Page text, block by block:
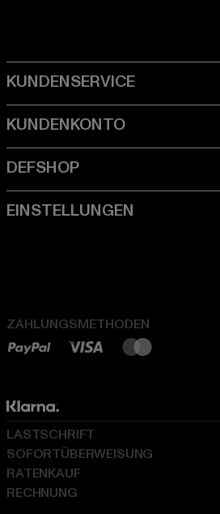
ZAHLUNGSMETHODEN
LASTSCHRIFT
SOFORTÜBERWEISUNG
RATENKAUF
RECHNUNG